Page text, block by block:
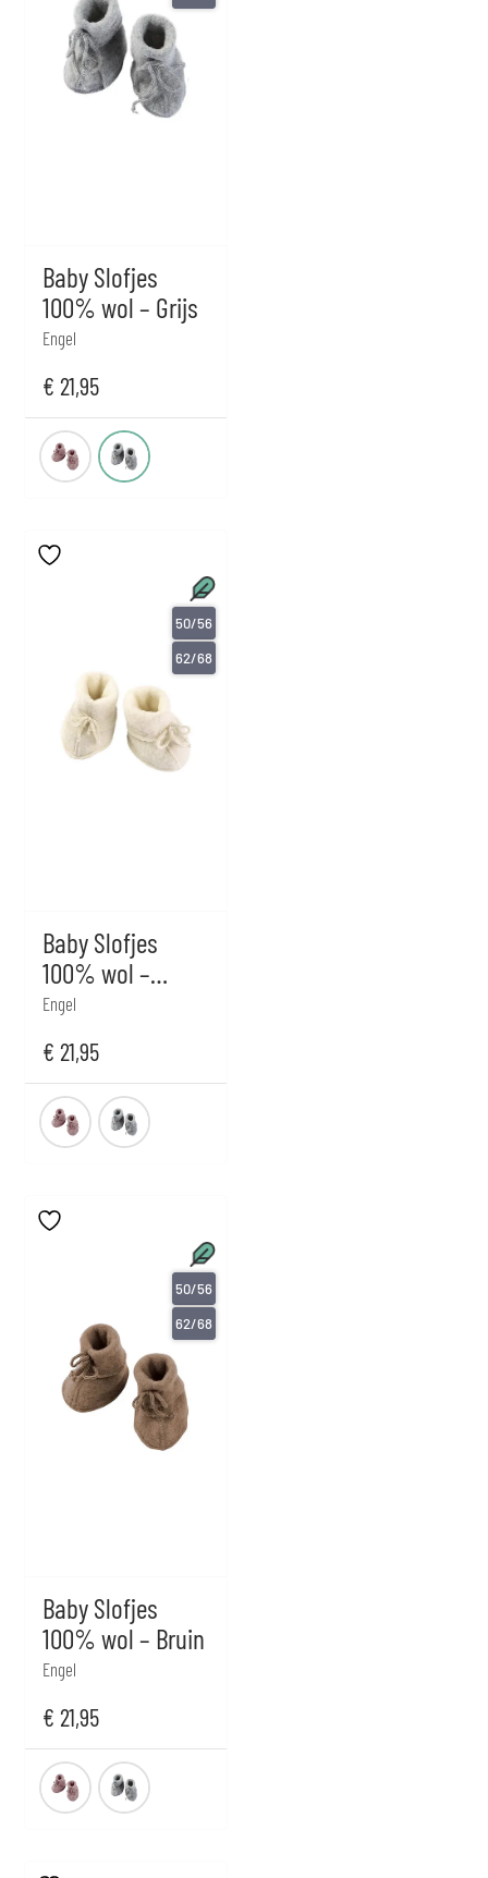
Baby Slofjes
100% wol – Grijs
Engel
€ 21,95
Baby Slofjes
100% wol –
Creme wit
Engel
€ 21,95
50/56
62/68
Baby Slofjes
100% wol – Bruin
Engel
€ 21,95
50/56
62/68